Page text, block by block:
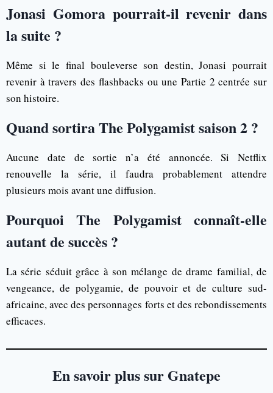
Jonasi Gomora pourrait-il revenir dans
la suite ?
Même si le final bouleverse son destin, Jonasi pourrait
revenir à travers des flashbacks ou une Partie 2 centrée sur
son histoire.
Quand sortira The Polygamist saison 2 ?
Aucune date de sortie n’a été annoncée. Si Netflix
renouvelle la série, il faudra probablement attendre
plusieurs mois avant une diffusion.
Pourquoi The Polygamist connaît-elle
autant de succès ?
La série séduit grâce à son mélange de drame familial, de
vengeance, de polygamie, de pouvoir et de culture sud-
africaine, avec des personnages forts et des rebondissements
efficaces.
En savoir plus sur Gnatepe